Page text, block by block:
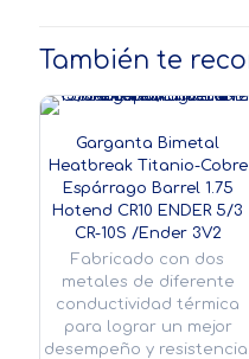
También te
Garganta Bimetal
Heatbreak Titanio-Cobre
Espárrago Barrel 1.75
Hotend CR10 ENDER 5/3
CR-10S /Ender 3V2
Fabricado con dos
metales de diferente
conductividad térmica
para lograr un mejor
desempeño y resistencia.